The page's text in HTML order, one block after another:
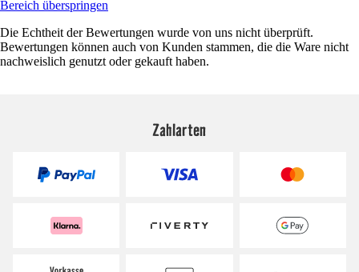
Bereich überspringen
Die Echtheit der Bewertungen wurde von uns nicht überprüft.
Bewertungen können auch von Kunden stammen, die die Ware nicht
nachweislich genutzt oder gekauft haben.
Zahlarten